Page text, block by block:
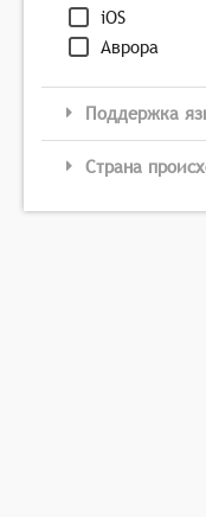
iOS
Аврора
Поддержка
Страна